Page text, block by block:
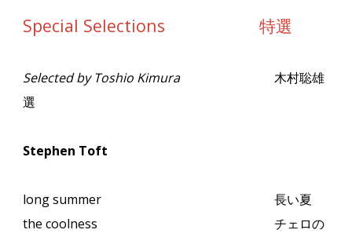
Special Selections 特選
Selected by Toshio Kimura
木村聡雄
選
Stephen Toft
long summer
長い夏
the coolness
チェロの